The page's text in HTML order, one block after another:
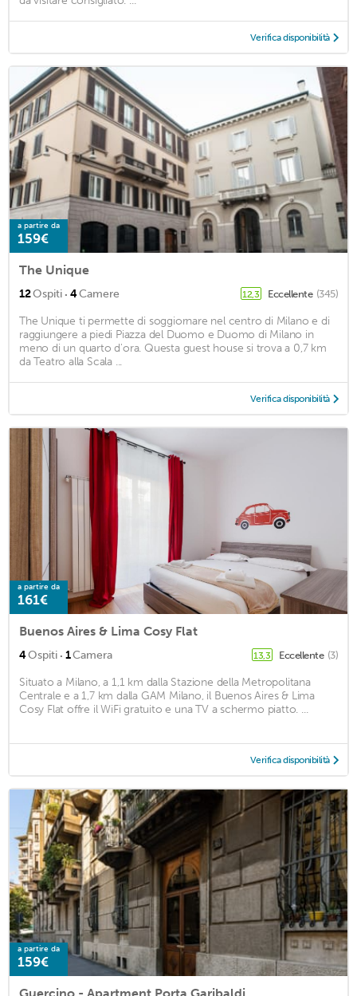
Verifica disponibilità
a partire da
159€
The Unique
12Ospiti · 4Camere 12,3 Eccellente (345)
The Unique ti permette di soggiornare nel centro di Milano e di
raggiungere a piedi Piazza del Duomo e Duomo di Milano in
meno di un quarto d'ora. Questa guest house si trova a 0,7 km
da Teatro alla Scala ...
Verifica disponibilità
a partire da
161€
Buenos Aires & Lima Cosy Flat
4Ospiti · 1Camera 13,3 Eccellente (3)
Situato a Milano, a 1,1 km dalla Stazione della Metropolitana
Centrale e a 1,7 km dalla GAM Milano, il Buenos Aires & Lima
Cosy Flat offre il WiFi gratuito e una TV a schermo piatto. ...
Verifica disponibilità
a partire da
159€
Guercino - Apartment Porta Garibaldi